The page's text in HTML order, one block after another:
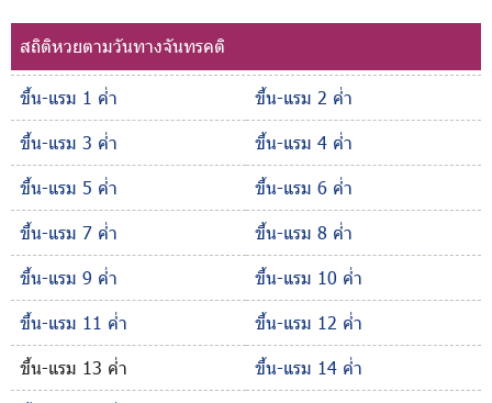
สถิติหวยตามวันทางจันทรคติ
ขึ้น-แรม 1 ค่ำ
ขึ้น-แรม 2 ค่ำ
ขึ้น-แรม 3 ค่ำ
ขึ้น-แรม 4 ค่ำ
ขึ้น-แรม 5 ค่ำ
ขึ้น-แรม 6 ค่ำ
ขึ้น-แรม 7 ค่ำ
ขึ้น-แรม 8 ค่ำ
ขึ้น-แรม 9 ค่ำ
ขึ้น-แรม 10 ค่ำ
ขึ้น-แรม 11 ค่ำ
ขึ้น-แรม 12 ค่ำ
ขึ้น-แรม 13 ค่ำ
ขึ้น-แรม 14 ค่ำ